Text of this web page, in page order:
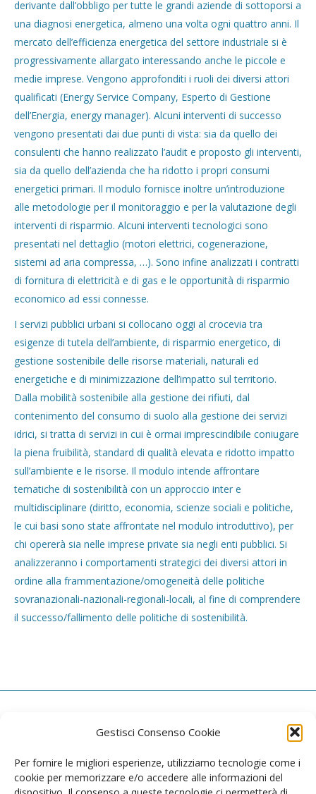
Gestisci Consenso Cookie
Per fornire le migliori esperienze, utilizziamo tecnologie come i
cookie per memorizzare e/o accedere alle informazioni del
derivante dall’obbligo per tutte le grandi aziende di sottoporsi a
una diagnosi energetica, almeno una volta ogni quattro anni. Il
mercato dell’efficienza energetica del settore industriale si è
progressivamente allargato interessando anche le piccole e
medie imprese. Vengono approfonditi i ruoli dei diversi attori
qualificati (Energy Service Company, Esperto di Gestione
dell’Energia, energy manager). Alcuni interventi di successo
vengono presentati dai due punti di vista: sia da quello dei
consulenti che hanno realizzato l’audit e proposto gli interventi,
sia da quello dell’azienda che ha ridotto i propri consumi
energetici primari. Il modulo fornisce inoltre un’introduzione
alle metodologie per il monitoraggio e per la valutazione degli
interventi di risparmio. Alcuni interventi tecnologici sono
presentati nel dettaglio (motori elettrici, cogenerazione,
sistemi ad aria compressa, …). Sono infine analizzati i contratti
di fornitura di elettricità e di gas e le opportunità di risparmio
economico ad essi connesse.
I servizi pubblici urbani si collocano oggi al crocevia tra
esigenze di tutela dell’ambiente, di risparmio energetico, di
gestione sostenibile delle risorse materiali, naturali ed
energetiche e di minimizzazione dell’impatto sul territorio.
Dalla mobilità sostenibile alla gestione dei rifiuti, dal
contenimento del consumo di suolo alla gestione dei servizi
idrici, si tratta di servizi in cui è ormai imprescindibile coniugare
la piena fruibilità, standard di qualità elevata e ridotto impatto
sull’ambiente e le risorse. Il modulo intende affrontare
tematiche di sostenibilità con un approccio inter e
multidisciplinare (diritto, economia, scienze sociali e politiche,
le cui basi sono state affrontate nel modulo introduttivo), per
chi opererà sia nelle imprese private sia negli enti pubblici. Si
analizzeranno i comportamenti strategici dei diversi attori in
ordine alla frammentazione/omogeneità delle politiche
sovranazionali-nazionali-regionali-locali, al fine di comprendere
il successo/fallimento delle politiche di sostenibilità.
email: master-ridef@polimi.it | Tel: +39 02.2399.3855